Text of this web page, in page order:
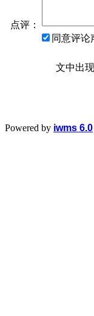
点评：
同意评论
文中出
Powered by iwms 6.0